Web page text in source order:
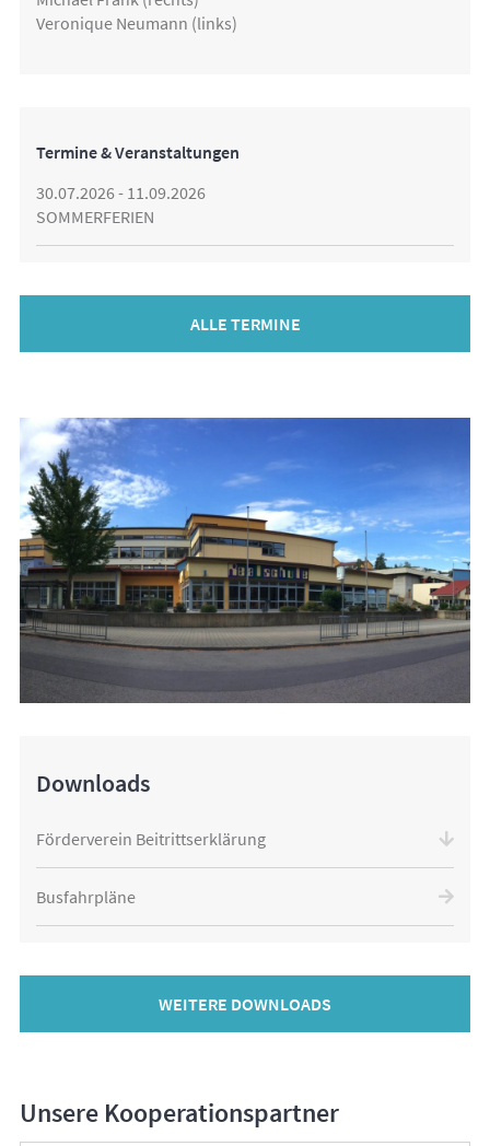
Veronique Neumann (links)
Termine & Veranstaltungen
30.07.2026 - 11.09.2026
SOMMERFERIEN
ALLE TERMINE
Downloads
Förderverein Beitrittserklärung
Busfahrpläne
WEITERE DOWNLOADS
Unsere Kooperationspartner